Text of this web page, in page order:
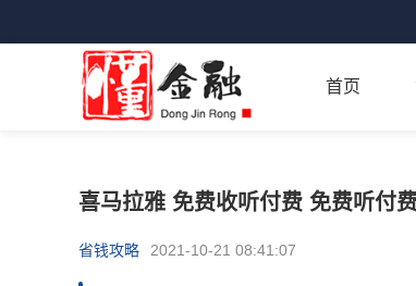
首页
喜马拉雅 免费收听付费 免费听付
省钱攻略 2021-10-21 08:41:07